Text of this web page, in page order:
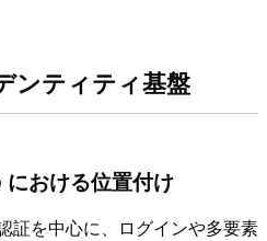
ンティティ基盤
おける位置付け
証を中心に、ログインや多要素